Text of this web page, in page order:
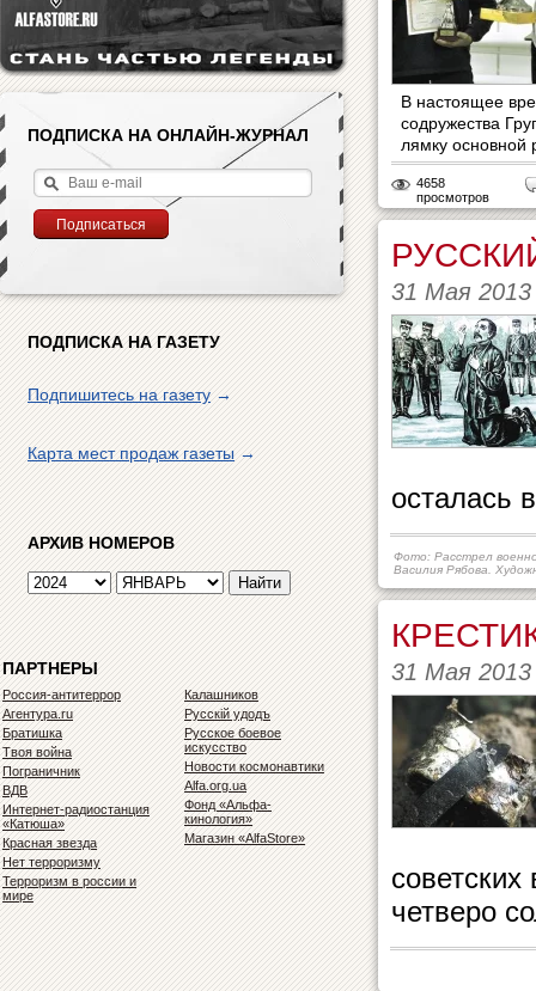
ПОДПИСКА НА ОНЛАЙН-ЖУРНАЛ
ПОДПИСКА НА ГАЗЕТУ
Подпишитесь на газету→
Карта мест продаж газеты→
АРХИВ НОМЕРОВ
ПАРТНЕРЫ
Россия-антитеррор
Агентура.ru
Братишка
Твоя война
Пограничник
ВДВ
Интернет-радиостанция
«Катюша»
Красная звезда
Нет терроризму
Терроризм в россии и
мире
Калашников
Русскiй удодъ
Русское боевое
искусство
Новости космонавтики
Alfa.org.ua
Фонд «Альфа-
кинология»
Магазин «AlfaStore»
В настоящее
содружества
лямку основной
4658
просмотров
31 Мая 2013
осталась
Фото: Расстрел
Василия Рябова.
31 Мая 2013
четверо